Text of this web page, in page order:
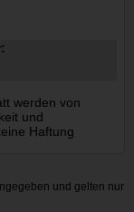
werden von
und
Haftung
und gelten nur